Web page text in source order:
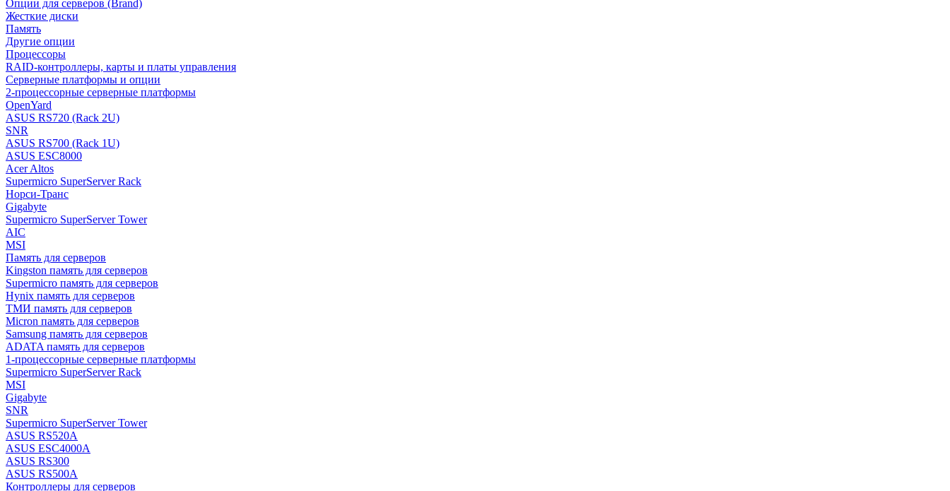
Опции для серверов (Brand)
Жесткие диски
Память
Другие опции
Процессоры
RAID-контроллеры, карты и платы управления
Серверные платформы и опции
2-процессорные серверные платформы
OpenYard
ASUS RS720 (Rack 2U)
SNR
ASUS RS700 (Rack 1U)
ASUS ESC8000
Acer Altos
Supermicro SuperServer Rack
Норси-Транс
Gigabyte
Supermicro SuperServer Tower
AIC
MSI
Память для серверов
Kingston память для серверов
Supermicro память для серверов
Hynix память для серверов
ТМИ память для серверов
Micron память для серверов
Samsung память для серверов
ADATA память для серверов
1-процессорные серверные платформы
Supermicro SuperServer Rack
MSI
Gigabyte
SNR
Supermicro SuperServer Tower
ASUS RS520A
ASUS ESC4000A
ASUS RS300
ASUS RS500A
Контроллеры для серверов